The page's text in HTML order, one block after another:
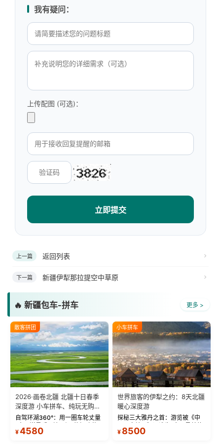
我有疑问：
上传配图 (可选)：
立即提交
上一篇 返回列表
下一篇 新疆伊犁那拉提空中草原
🔥 新疆包车-拼车 更多 >
散客拼团
2026·画卷北疆 北疆十日春季
深度游 小车拼车、纯玩无购
物！
自驾环湖360°：用一圈车轮丈量
蓝。 赛湖旅拍：甄选多款风格服
¥4580
小车拼车
世界旅客的伊犁之约：8天北疆
暖心深度游
探秘三大雅丹之首：游览被《中
三大雅丹”第一名的克拉玛依魔鬼
¥ 8500